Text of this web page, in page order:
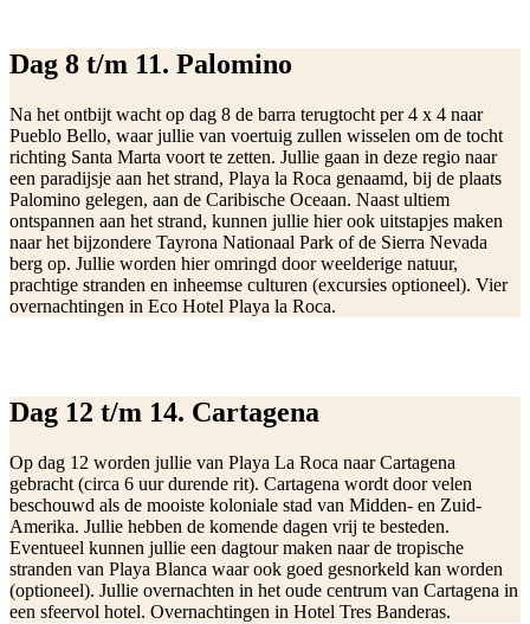
Dag 8 t/m 11. Palomino
Na het ontbijt wacht op dag 8 de barra terugtocht per 4 x 4 naar
Pueblo Bello, waar jullie van voertuig zullen wisselen om de tocht
richting Santa Marta voort te zetten. Jullie gaan in deze regio naar
een paradijsje aan het strand, Playa la Roca genaamd, bij de plaats
Palomino gelegen, aan de Caribische Oceaan. Naast ultiem
ontspannen aan het strand, kunnen jullie hier ook uitstapjes maken
naar het bijzondere Tayrona Nationaal Park of de Sierra Nevada
berg op. Jullie worden hier omringd door weelderige natuur,
prachtige stranden en inheemse culturen (excursies optioneel). Vier
overnachtingen in Eco Hotel Playa la Roca.
Dag 12 t/m 14. Cartagena
Op dag 12 worden jullie van Playa La Roca naar Cartagena
gebracht (circa 6 uur durende rit). Cartagena wordt door velen
beschouwd als de mooiste koloniale stad van Midden- en Zuid-
Amerika. Jullie hebben de komende dagen vrij te besteden.
Eventueel kunnen jullie een dagtour maken naar de tropische
stranden van Playa Blanca waar ook goed gesnorkeld kan worden
(optioneel). Jullie overnachten in het oude centrum van Cartagena in
een sfeervol hotel. Overnachtingen in Hotel Tres Banderas.